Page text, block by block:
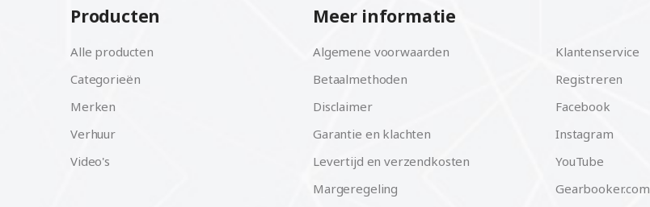
Producten
Alle producten
Categorieën
Merken
Verhuur
Video's
Meer informatie
Algemene voorwaarden
Betaalmethoden
Disclaimer
Garantie en klachten
Levertijd en verzendkosten
Margeregeling
Klantenservice
Registreren
Facebook
Instagram
YouTube
Gearbooker.com